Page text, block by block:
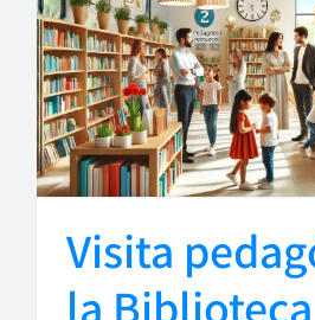
Visita
la